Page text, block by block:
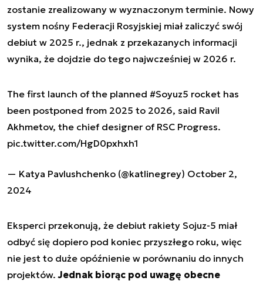
zostanie zrealizowany w wyznaczonym terminie. Nowy
system nośny Federacji Rosyjskiej miał zaliczyć swój
debiut w 2025 r., jednak z przekazanych informacji
wynika, że dojdzie do tego najwcześniej w 2026 r.
The first launch of the planned #Soyuz5 rocket has
been postponed from 2025 to 2026, said Ravil
Akhmetov, the chief designer of RSC Progress.
pic.twitter.com/HgD0pxhxh1
— Katya Pavlushchenko (@katlinegrey) October 2,
2024
Eksperci przekonują, że debiut rakiety Sojuz-5 miał
odbyć się dopiero pod koniec przyszłego roku, więc
nie jest to duże opóźnienie w porównaniu do innych
projektów.Jednak biorąc pod uwagę obecne